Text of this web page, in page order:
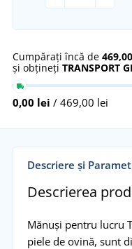
Cumpărați încă de
și obțineți TRANSPORT
0,00 lei / 469,00 lei
Descriere și
Descrierea
Mănuși pentru lucru
piele de ovină, sunt